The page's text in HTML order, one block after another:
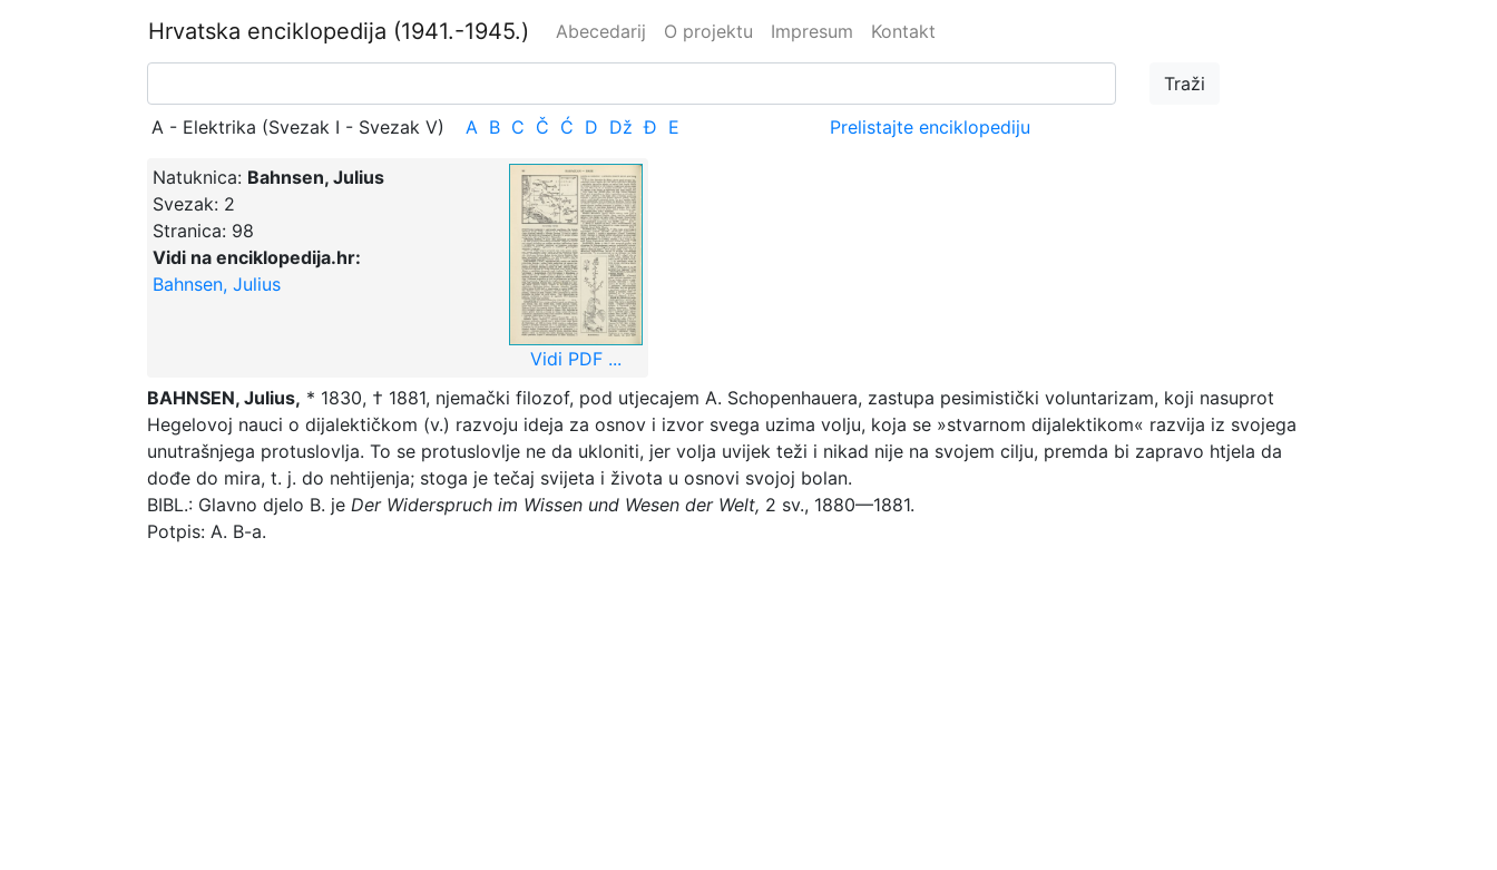
Hrvatska enciklopedija (1941.-1945.) Abecedarij O projektu Impresum Kontakt
A - Elektrika (Svezak I - Svezak V) A B C Č Ć D Dž Đ E Prelistajte enciklopediju
Natuknica: Bahnsen, Julius
Svezak: 2
Stranica: 98
Vidi na enciklopedija.hr:
Bahnsen, Julius
Vidi PDF ...
BAHNSEN, Julius, * 1830, † 1881, njemački filozof, pod utjecajem A. Schopenhauera, zastupa pesimistički voluntarizam, koji nasuprot
Hegelovoj nauci o dijalektičkom (v.) razvoju ideja za osnov i izvor svega uzima volju, koja se »stvarnom dijalektikom« razvija iz svojega
unutrašnjega protuslovlja. To se protuslovlje ne da ukloniti, jer volja uvijek teži i nikad nije na svojem cilju, premda bi zapravo htjela da
dođe do mira, t. j. do nehtijenja; stoga je tečaj svijeta i života u osnovi svojoj bolan.
BIBL.: Glavno djelo B. je Der Widerspruch im Wissen und Wesen der Welt, 2 sv., 1880—1881.
Potpis: A. B-a.